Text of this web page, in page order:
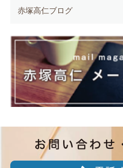
赤塚高仁ブログ